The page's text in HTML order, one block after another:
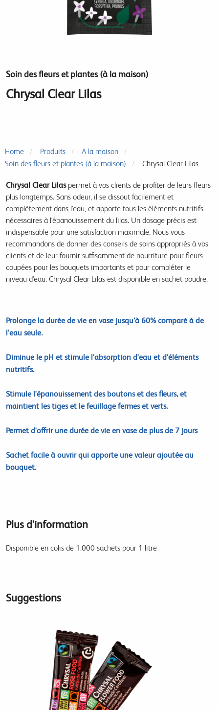
Soin des fleurs et plantes (à la maison)
Chrysal Clear Lilas
Home Produits
A la maison
Soin des fleurs et plantes (à la maison)
Chrysal Clear Lilas
Chrysal Clear Lilaspermet à vos clients de profiter de leurs fleurs
plus longtemps. Sans odeur, il se dissout facilement et
complètement dans l'eau, et apporte tous les éléments nutritifs
nécessaires à l'épanouissement du lilas. Un dosage précis est
indispensable pour une satisfaction maximale. Nous vous
recommandons de donner des conseils de soins appropriés à vos
clients et de leur fournir suffisamment de nourriture pour fleurs
coupées pour les bouquets importants et pour compléter le
niveau d'eau. Chrysal Clear Lilas est disponible en sachet poudre.
Prolonge la durée de vie en vase jusqu’à 60% comparé à de
l'eau seule.
Diminue le pH et stimule l'absorption d'eau et d'éléments
nutritifs.
Stimule l'épanouissement des boutons et des fleurs, et
maintient les tiges et le feuillage fermes et verts.
Permet d'offrir une durée de vie en vase de plus de 7 jours
Sachet facile à ouvrir qui apporte une valeur ajoutée au
bouquet.
Plus d'information
Disponible en colis de 1.000 sachets pour 1 litre
Suggestions